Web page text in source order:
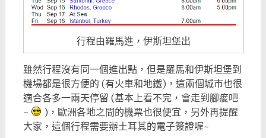
行程由羅馬進，伊斯坦堡出
雖然行程沒有同一個進出點，但是羅馬和伊斯坦堡到
機場都是很方便的 (有火車和地鐵)，這兩個城市也很
適合各多一兩天停留 (基本上看不完，會走到腳痠吧
~
)，歐洲各地之間的機票也很便宜，另外再提醒
大家，這個行程需要辦土耳其的電子簽證喔~